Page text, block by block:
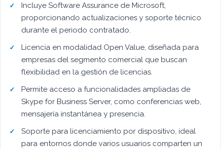
Incluye Software Assurance de Microsoft,
proporcionando actualizaciones y soporte técnico
durante el periodo contratado.
Licencia en modalidad Open Value, diseñada para
empresas del segmento comercial que buscan
flexibilidad en la gestión de licencias.
Permite acceso a funcionalidades ampliadas de
Skype for Business Server, como conferencias web,
mensajería instantánea y presencia.
Soporte para licenciamiento por dispositivo, ideal
para entornos donde varios usuarios comparten un